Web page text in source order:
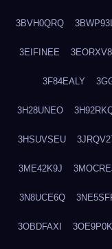
3BVH0QRQ
3EIFINEE
3F84EALY
3H28UNEO
3HSUVSEU
3ME42K9J
3N8UCE6Q
3OBDFAXI 3OE9P0KI